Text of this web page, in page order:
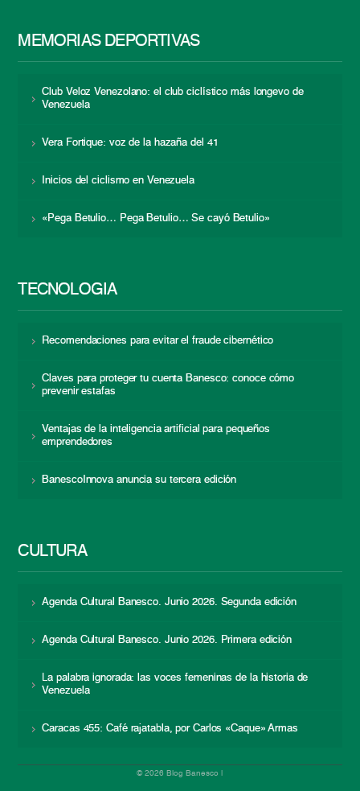
MEMORIAS DEPORTIVAS
Club Veloz Venezolano: el club ciclístico más longevo de
Venezuela
Vera Fortique: voz de la hazaña del 41
Inicios del ciclismo en Venezuela
«Pega Betulio… Pega Betulio… Se cayó Betulio»
TECNOLOGÍA
Recomendaciones para evitar el fraude cibernético
Claves para proteger tu cuenta Banesco: conoce cómo
prevenir estafas
Ventajas de la inteligencia artificial para pequeños
emprendedores
BanescoInnova anuncia su tercera edición
CULTURA
Agenda Cultural Banesco. Junio 2026. Segunda edición
Agenda Cultural Banesco. Junio 2026. Primera edición
La palabra ignorada: las voces femeninas de la historia de
Venezuela
Caracas 455: Café rajatabla, por Carlos «Caque» Armas
© 2026 Blog Banesco |